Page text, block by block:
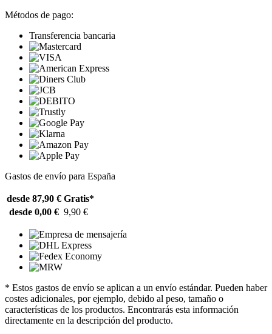
Métodos de pago:
Transferencia bancaria
Gastos de envío para España
desde 87,90 € Gratis*
desde 0,00 € 9,90 €
* Estos gastos de envío se aplican a un envío estándar. Pueden haber
costes adicionales, por ejemplo, debido al peso, tamaño o
características de los productos. Encontrarás esta información
directamente en la descripción del producto.